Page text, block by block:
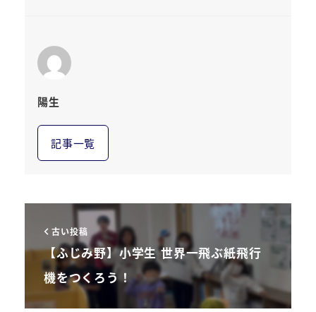
陽生
記事一覧
古い投稿
【ふじみ野】小学生 世界一飛ぶ紙飛行
機をつくろう！